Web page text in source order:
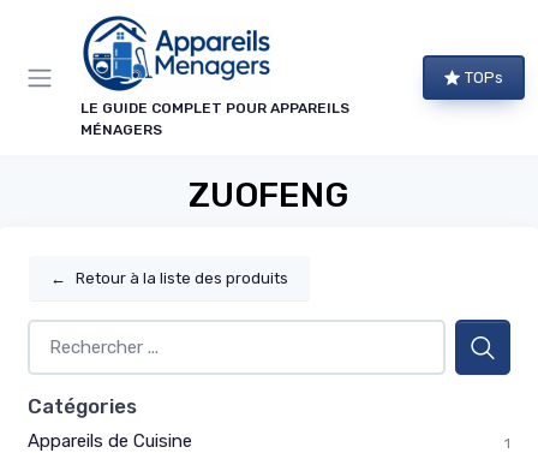
LE GUIDE COMPLET POUR APPAREILS
MÉNAGERS
TOPs
ZUOFENG
← Retour à la liste des produits
Catégories
Appareils de Cuisine 1
Panneau de gestion des cookies